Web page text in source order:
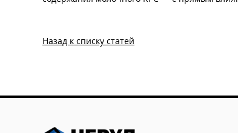
Назад к списку статей